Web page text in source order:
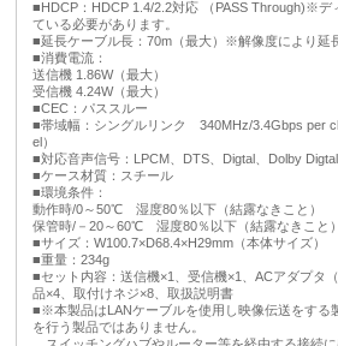
■HDCP：HDCP 1.4/2.2対応 （PASS Through)※デ
ている必要があります。
■延長ケーブル長：70m（最大）※解像度により延
■消費電流：
送信機 1.86W（最大）
受信機 4.24W（最大）
■CEC：パススルー
■帯域幅：シングルリンク 340MHz/3.4Gbps per
el）
■対応音声信号：LPCM、DTS、Digtal、Dolby
■ケース材質：スチール
■環境条件：
動作時/0～50℃ 湿度80％以下（結露なきこと）
保管時/－20～60℃ 湿度80％以下（結露なきこと）
■サイズ：W100.7×D68.4×H29mm（本体サイズ）
■重量：234g
■セット内容：送信機×1、受信機×1、ACアダプタ
品×4、取付けネジ×8、取扱説明書
■※本製品はLANケーブルを使用し映像伝送をする
を行う製品ではありません。